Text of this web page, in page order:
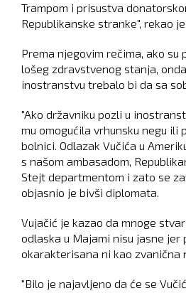
Trampom i prisustva
Republikanske stranke", rekao
Prema njegovim rečima, ako
lošeg zdravstvenog stanja,
inostranstvu trebalo bi da sa
"Ako državniku pozli u
mu omogućila vrhunsku negu ili
bolnici. Odlazak Vučića u
s našom ambasadom,
Stejt departmentom i zato se
objasnio je bivši diplomata.
Vujačić je kazao da mnoge
odlaska u Majami nisu jasne jer
okarakterisana ni kao zvanična
"Bilo je najavljeno da će se